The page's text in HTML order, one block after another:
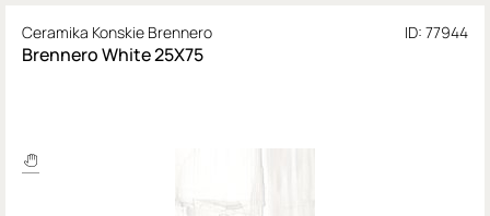
Ceramika Konskie Brennero ID: 77944
Brennero White 25X75